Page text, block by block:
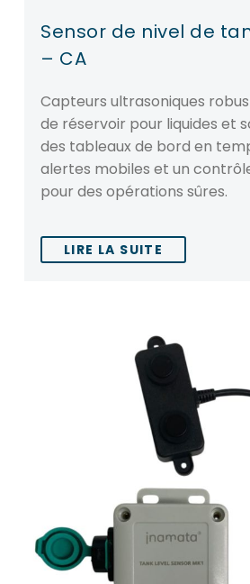
Sensor de nivel de
– CA
Capteurs ultrasoniques
de réservoir pour liquides et
des tableaux de bord en
alertes mobiles et un
pour des opérations sûres.
LIRE LA SUITE